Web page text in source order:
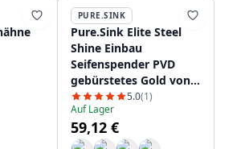
PURE.SINK
Pure.Sink Elite Steel
Shine Einbau
Seifenspender PVD
gebürstetes Gold von
oben nachfüllbar
PS9010-60
5.0(1)
Auf Lager
59,12 €